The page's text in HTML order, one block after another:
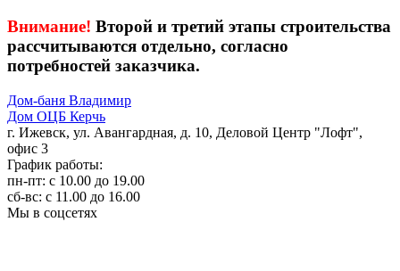
Внимание! Второй и третий этапы строительства
рассчитываются отдельно, согласно
потребностей заказчика.
Дом-баня Владимир
Дом ОЦБ Керчь
г. Ижевск, ул. Авангардная, д. 10, Деловой Центр "Лофт",
офис 3
График работы:
пн-пт: с 10.00 до 19.00
сб-вс: с 11.00 до 16.00
Мы в соцсетях